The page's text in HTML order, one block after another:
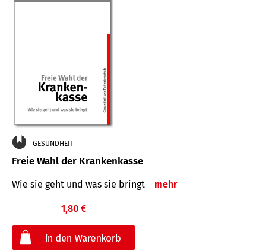
GESUNDHEIT
Freie Wahl der Krankenkasse
Wie sie geht und was sie bringt mehr
1,80 €